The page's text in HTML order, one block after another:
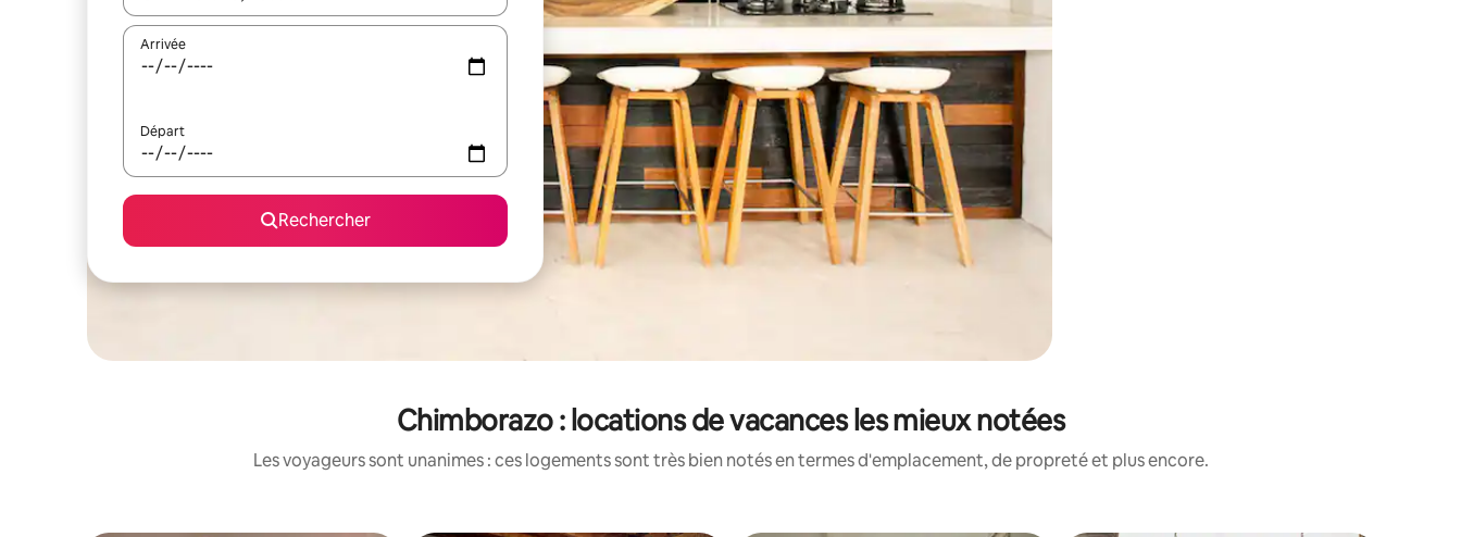
Arrivée
Départ
Rechercher
Chimborazo : locations de vacances les mieux notées
Les voyageurs sont unanimes : ces logements sont très bien notés en termes d'emplacement, de propreté et plus encore.